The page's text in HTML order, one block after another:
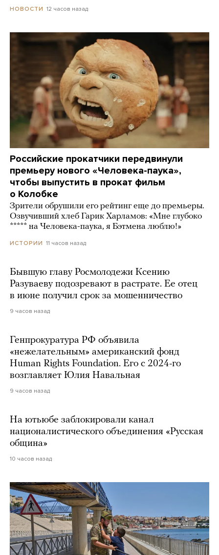
НОВОСТИ 12 часов назад
Российские прокатчики передвинули
премьеру нового «Человека-паука»,
чтобы выпустить в прокат фильм
о Колобке
Зрители обрушили его рейтинг еще до премьеры.
Озвучивший хлеб Гарик Харламов: «Мне глубоко
***** на Человека-паука, я Бэтмена люблю!»
ИСТОРИИ 11 часов назад
Бывшую главу Росмолодежи Ксению
Разуваеву подозревают в растрате. Ее отец
в июне получил срок за мошенничество
9 часов назад
Генпрокуратура РФ объявила
«нежелательным» американский фонд
Human Rights Foundation. Его с 2024-го
возглавляет Юлия Навальная
9 часов назад
На ютьюбе заблокировали канал
националистического объединения «Русская
община»
10 часов назад